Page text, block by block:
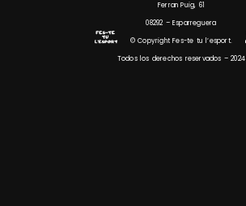
Ferran Puig, 61
08292 – Esparreguera
© Copyright Fes-te tu l’esport.
Todos los derechos reservados – 2024